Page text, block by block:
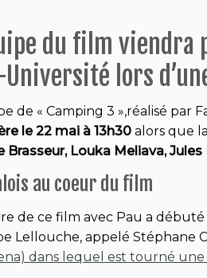
du film
Université lors
de « Camping 3 »,réalisé
le 22 mai à 13h30 alors que
Brasseur, Louka Meliava,
au coeur du film
de ce film avec Pau a
Lellouche, appelé Stéphane
dans lequel est tourné